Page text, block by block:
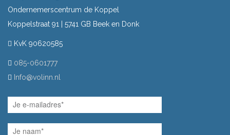
Ondernemerscentrum de Koppel
Koppelstraat 91 | 5741 GB Beek en Donk
KvK 90620585
085-0601777
Info@volinn.nl